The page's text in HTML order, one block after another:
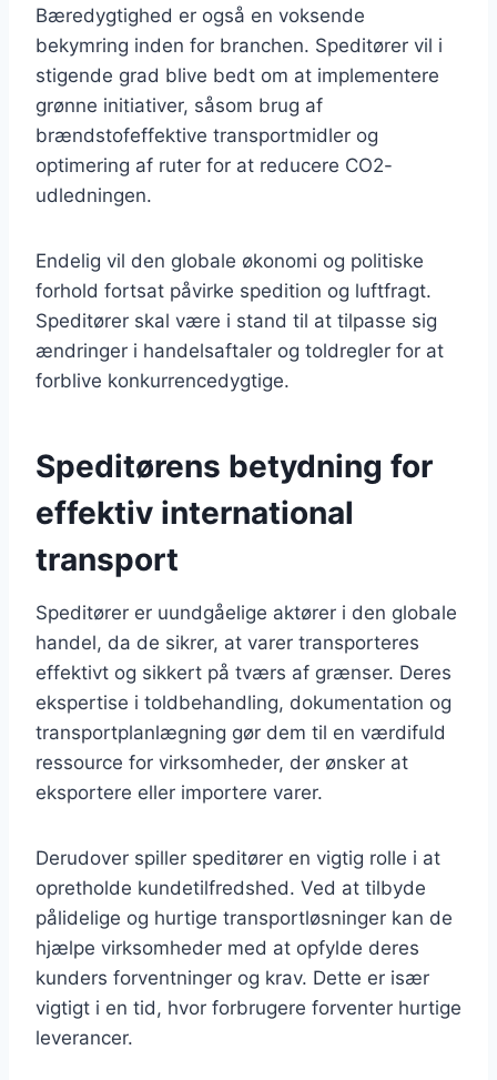
Bæredygtighed er også en voksende
bekymring inden for branchen. Speditører vil i
stigende grad blive bedt om at implementere
grønne initiativer, såsom brug af
brændstofeffektive transportmidler og
optimering af ruter for at reducere CO2-
udledningen.
Endelig vil den globale økonomi og politiske
forhold fortsat påvirke spedition og luftfragt.
Speditører skal være i stand til at tilpasse sig
ændringer i handelsaftaler og toldregler for at
forblive konkurrencedygtige.
Speditørens betydning for
effektiv international
transport
Speditører er uundgåelige aktører i den globale
handel, da de sikrer, at varer transporteres
effektivt og sikkert på tværs af grænser. Deres
ekspertise i toldbehandling, dokumentation og
transportplanlægning gør dem til en værdifuld
ressource for virksomheder, der ønsker at
eksportere eller importere varer.
Derudover spiller speditører en vigtig rolle i at
opretholde kundetilfredshed. Ved at tilbyde
pålidelige og hurtige transportløsninger kan de
hjælpe virksomheder med at opfylde deres
kunders forventninger og krav. Dette er især
vigtigt i en tid, hvor forbrugere forventer hurtige
leverancer.